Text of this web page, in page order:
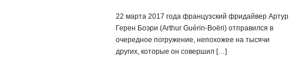
22 марта 2017 года французский фридайвер Артур
Герен Боэри (Arthur Guérin-Boëri) отправился в
очередное погружение, непохожее на тысячи
других, которые он совершил […]